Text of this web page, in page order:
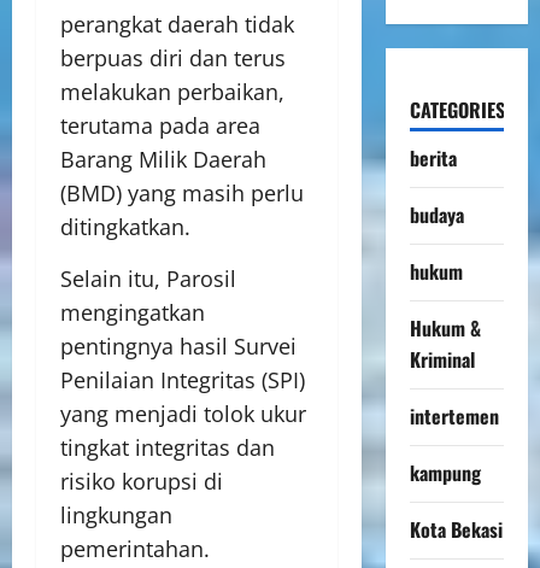
perangkat daerah tidak
berpuas diri dan terus
melakukan perbaikan,
terutama pada area
Barang Milik Daerah
(BMD) yang masih perlu
ditingkatkan.
Selain itu, Parosil
mengingatkan
pentingnya hasil Survei
Penilaian Integritas (SPI)
yang menjadi tolok ukur
tingkat integritas dan
risiko korupsi di
lingkungan
pemerintahan.
CATEGORIES
berita
budaya
hukum
Hukum &
Kriminal
intertemen
kampung
Kota Bekasi